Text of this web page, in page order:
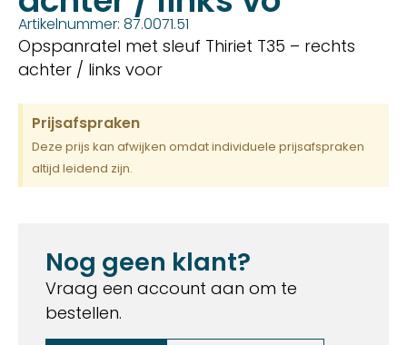
Artikelnummer: 87.0071.51
Opspanratel met sleuf Thiriet T35 – rechts
achter / links voor
Prijsafspraken
Deze prijs kan afwijken omdat individuele prijsafspraken
altijd leidend zijn.
Nog geen klant?
Vraag een account aan om te
bestellen.